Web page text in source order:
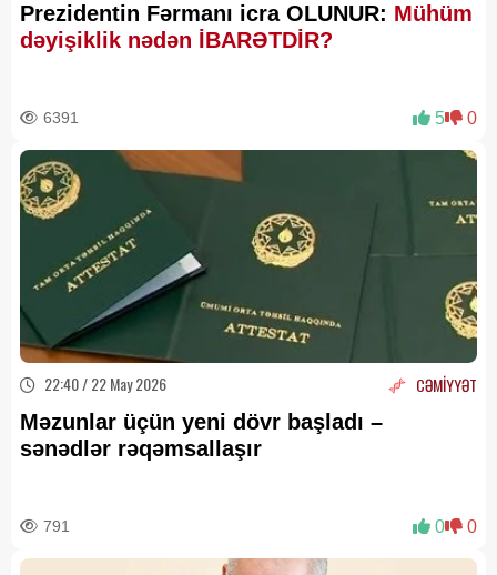
Prezidentin Fərmanı icra OLUNUR: Mühüm
dəyişiklik nədən İBARƏTDİR?
6391 5 0
22:40 / 22 May 2026 CƏMİYYƏT
Məzunlar üçün yeni dövr başladı –
sənədlər rəqəmsallaşır
791 0 0